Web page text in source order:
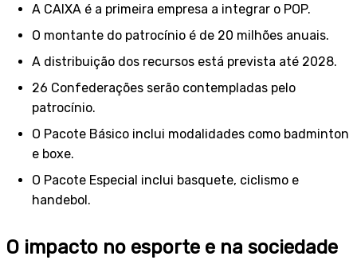
A CAIXA é a primeira empresa a integrar o POP.
O montante do patrocínio é de 20 milhões anuais.
A distribuição dos recursos está prevista até 2028.
26 Confederações serão contempladas pelo
patrocínio.
O Pacote Básico inclui modalidades como badminton
e boxe.
O Pacote Especial inclui basquete, ciclismo e
handebol.
O impacto no esporte e na sociedade